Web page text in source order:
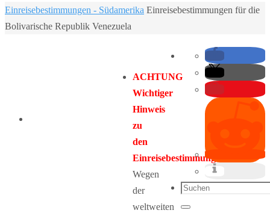
Home
Einreisebestimmungen - Südamerika Einreisebestimmungen für die
Bolivarische Republik Venezuela
ACHTUNG
Wichtiger
Hinweis
zu
den
Einreisebestimmungen:
Wegen
der
weltweiten
Suchen
nach:
Suchen